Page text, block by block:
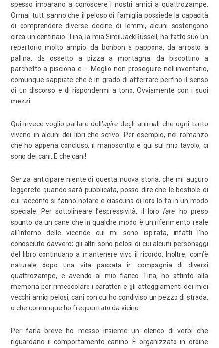
spesso imparano a conoscere i nostri amici a quattrozampe.
Ormai tutti sanno che il peloso di famiglia possiede la capacità
di comprendere diverse decine di lemmi, alcuni sostengono
circa un centinaio. Tina, la mia SimilJackRussell, ha fatto suo un
repertorio molto ampio: da bonbon a pappona, da arrosto a
pallina, da ossetto a pizza a montagna, da biscottino a
parchetto a pisciona e … Meglio non proseguire nell’inventario,
comunque sappiate che è in grado di afferrare perfino il senso
di un discorso e di rispondermi a tono. Ovviamente con i suoi
mezzi.
Qui invece voglio parlare dell’agire degli animali che ogni tanto
vivono in alcuni dei
libri che scrivo. Per esempio, nel romanzo
che ho appena concluso, il manoscritto è qui sul mio tavolo, ci
sono dei cani. E che cani!
Senza anticipare niente di questa nuova storia, che mi auguro
leggerete quando sarà pubblicata, posso dire che le bestiole di
cui racconto si fanno notare e ciascuna di loro lo fa in un modo
speciale. Per sottolineare l’espressività, il loro fare, ho preso
spunto da un cane che in qualche modo è un riferimento reale
all’interno delle vicende cui mi sono ispirata, infatti l’ho
conosciuto davvero; gli altri sono pelosi di cui alcuni personaggi
del libro continuano a mantenere vivo il ricordo. Inoltre, com’è
naturale dopo una vita passata in compagnia di diversi
quattrozampe, e avendo al mio fianco Tina, ho attinto alla
memoria per rimescolare i caratteri e gli atteggiamenti dei miei
vecchi amici pelosi, cani con cui ho condiviso un pezzo di strada,
o che comunque ho frequentato da vicino.
Per farla breve ho messo insieme un elenco di verbi che
riguardano il comportamento canino. È organizzato in ordine